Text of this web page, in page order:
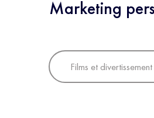
Marketing
Films et